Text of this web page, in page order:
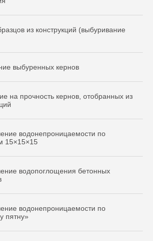
из конструкций (выбуривание
выбуренных кернов
на прочность кернов, отобранных из
водонепроницаемости по
15×15×15
водопоглощения бетонных
водонепроницаемости по
пятну»